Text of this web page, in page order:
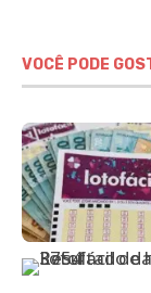
VOCÊ PODE